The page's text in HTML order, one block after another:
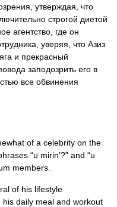
утверждая, что
строгой диетой
агентство, где он
уверяя, что Азиз
и прекрасный
заподозрить его в
все обвинения
of a celebrity on the
“u mirin’?” and “u
members.
of his lifestyle
daily meal and workout